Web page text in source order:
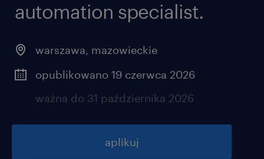
automation specialist.
warszawa, mazowieckie
opublikowano 19 czerwca 2026
ważna do 31 października 2026
aplikuj